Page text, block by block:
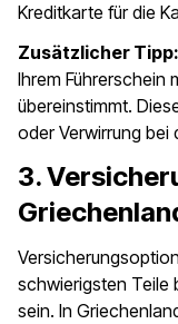
Kreditkarte für die
Zusätzlicher Tipp:
Ihrem Führerschein
übereinstimmt.
oder Verwirrung bei
3.
schwierigsten Teile
sein. In